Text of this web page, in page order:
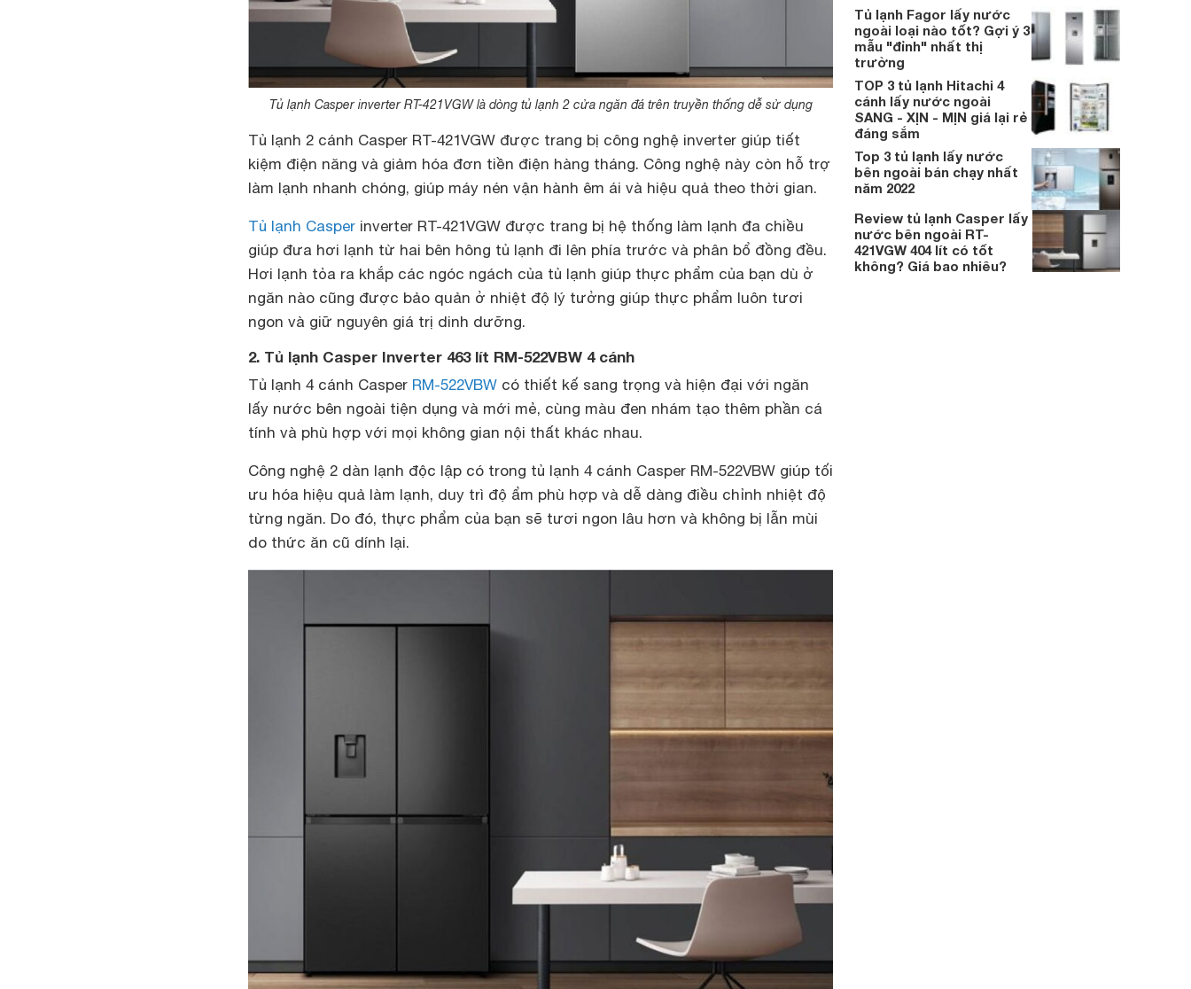
Tủ lạnh Casper inverter RT-421VGW là dòng tủ lạnh 2 cửa ngăn đá trên truyền thống dễ sử dụng
Tủ lạnh 2 cánh Casper RT-421VGW được trang bị công nghệ inverter giúp tiết
kiệm điện năng và giảm hóa đơn tiền điện hàng tháng. Công nghệ này còn hỗ trợ
làm lạnh nhanh chóng, giúp máy nén vận hành êm ái và hiệu quả theo thời gian.
Tủ lạnh Casper inverter RT-421VGW được trang bị hệ thống làm lạnh đa chiều
giúp đưa hơi lạnh từ hai bên hông tủ lạnh đi lên phía trước và phân bổ đồng đều.
Hơi lạnh tỏa ra khắp các ngóc ngách của tủ lạnh giúp thực phẩm của bạn dù ở
ngăn nào cũng được bảo quản ở nhiệt độ lý tưởng giúp thực phẩm luôn tươi
ngon và giữ nguyên giá trị dinh dưỡng.
2. Tủ lạnh Casper Inverter 463 lít RM-522VBW 4 cánh
Tủ lạnh 4 cánh Casper RM-522VBW có thiết kế sang trọng và hiện đại với ngăn
lấy nước bên ngoài tiện dụng và mới mẻ, cùng màu đen nhám tạo thêm phần cá
tính và phù hợp với mọi không gian nội thất khác nhau.
Công nghệ 2 dàn lạnh độc lập có trong tủ lạnh 4 cánh Casper RM-522VBW giúp tối
ưu hóa hiệu quả làm lạnh, duy trì độ ẩm phù hợp và dễ dàng điều chỉnh nhiệt độ
từng ngăn. Do đó, thực phẩm của bạn sẽ tươi ngon lâu hơn và không bị lẫn mùi
do thức ăn cũ dính lại.
Tủ lạnh Fagor lấy nước
ngoài loại nào tốt? Gợi ý 3
mẫu "đỉnh" nhất thị
trường
TOP 3 tủ lạnh Hitachi 4
cánh lấy nước ngoài
SANG - XỊN - MỊN giá lại rẻ
đáng sắm
Top 3 tủ lạnh lấy nước
bên ngoài bán chạy nhất
năm 2022
Review tủ lạnh Casper lấy
nước bên ngoài RT-
421VGW 404 lít có tốt
không? Giá bao nhiêu?